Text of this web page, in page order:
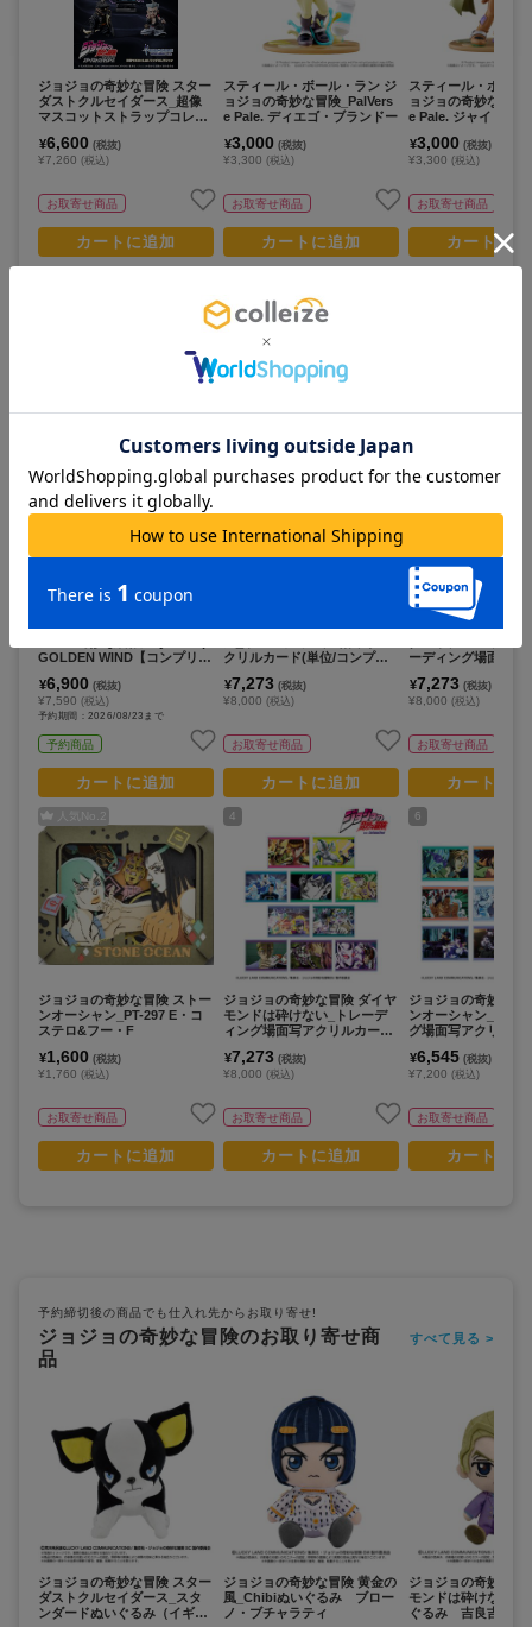
ジョジョの奇妙な冒険 スター
ダストクルセイダース_超像
マスコットストラップコレク
¥6,600 (税抜)
¥7,260 (税込)
お取寄せ商品
カートに追加
スティール・ボール・ラン ジ
ョジョの奇妙な冒険_PalVers
e Pale. ディエゴ・ブランドー
¥3,000 (税抜)
¥3,300 (税込)
お取寄せ商品
カートに追加
スティール・ボール
ョジョの奇妙な冒険
e Pale. ジャイロ・
¥3,000 (税抜)
¥3,300 (税込)
お取寄せ商品
カートに
NEW
ジョジョの奇妙な冒険_ジョ
GOLDEN WIND【コンプリー
¥6,900 (税抜)
¥7,590 (税込)
予約期間：2026/08/23まで
予約商品
カートに追加
人気No. 2
ジョジョの奇妙な冒険 ストー
ンオーシャン_PT-297 E・コ
ステロ&フー・F
¥1,600 (税抜)
¥1,760 (税込)
お取寄せ商品
カートに追加
人気No.3
ジョジョの奇妙な冒険 黄金の
クリルカード(単位/コンプリ
¥7,273 (税抜)
¥8,000 (税込)
お取寄せ商品
カートに追加
4
ジョジョの奇妙な冒険 ダイヤ
モンドは砕けない_トレーデ
ィング場面写アクリルカード
ック入り)
¥7,273 (税抜)
¥8,000 (税込)
お取寄せ商品
カートに追加
ジョジョの奇妙な冒
ダストクルセイダー
ーディング場面写ア
10パック入り)
¥7,273 (税抜)
¥8,000 (税込)
お取寄せ商品
カートに
6
ジョジョの奇妙な冒
ンオーシャン_トレ
グ場面写アクリルカ
入り)
¥6,545 (税抜)
¥7,200 (税込)
お取寄せ商品
カートに
予約締切後の商品でも仕入れ先からお取り寄せ!
ジョジョの奇妙な冒険のお取り寄せ商
品
すべて見る >
ジョジョの奇妙な冒険 スター
ダストクルセイダース_スタ
ンダードぬいぐるみ（イギ
ジョジョの奇妙な冒険 黄金の
風_Chibiぬいぐるみ ブロー
ノ・ブチャラティ
ジョジョの奇妙な冒
モンドは砕けない
ぐるみ 吉良吉影